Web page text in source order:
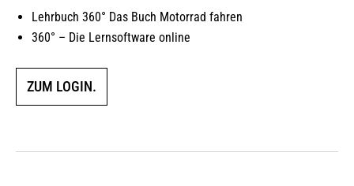
Lehrbuch 360° Das Buch Motorrad fahren
360° – Die Lernsoftware online
ZUM LOGIN.